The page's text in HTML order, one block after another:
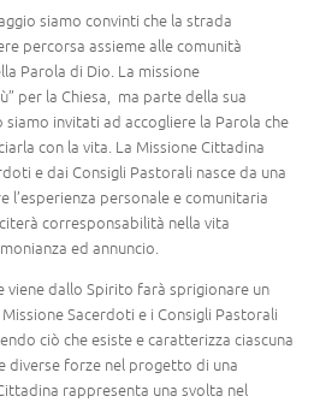
siamo convinti che la strada
percorsa assieme alle comunità
Parola di Dio. La missione
per la Chiesa, ma parte della sua
invitati ad accogliere la Parola che
con la vita. La Missione Cittadina
e dai Consigli Pastorali nasce da una
l’esperienza personale e comunitaria
corresponsabilità nella vita
ed annuncio.
viene dallo Spirito farà sprigionare un
Sacerdoti e i Consigli Pastorali
ciò che esiste e caratterizza ciascuna
diverse forze nel progetto di una
rappresenta una svolta nel